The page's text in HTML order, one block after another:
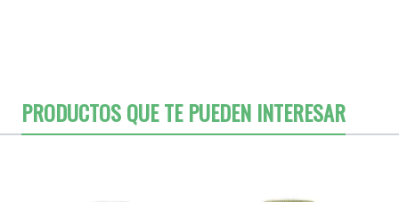
PRODUCTOS QUE TE PUEDEN INTERESAR